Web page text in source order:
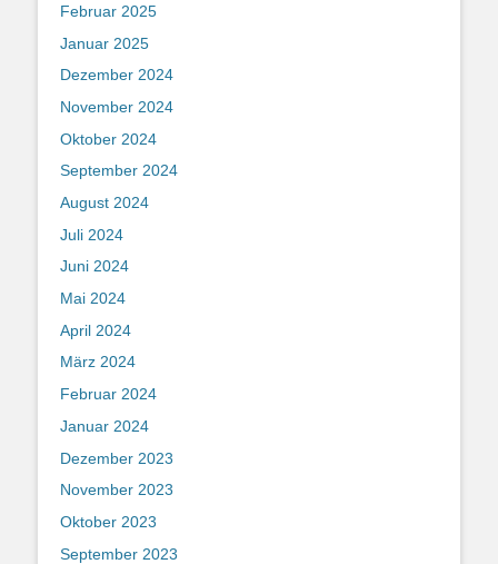
Februar 2025
Januar 2025
Dezember 2024
November 2024
Oktober 2024
September 2024
August 2024
Juli 2024
Juni 2024
Mai 2024
April 2024
März 2024
Februar 2024
Januar 2024
Dezember 2023
November 2023
Oktober 2023
September 2023